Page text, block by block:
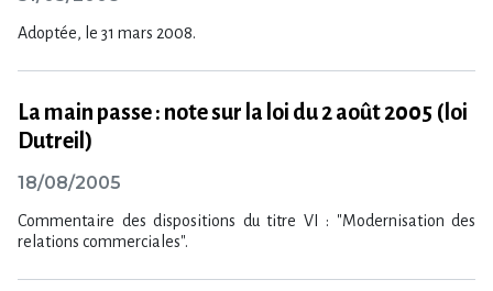
Adoptée, le 31 mars 2008.
La main passe : note sur la loi du 2 août 2005 (loi
Dutreil)
18/08/2005
Commentaire des dispositions du titre VI : "Modernisation des
relations commerciales".